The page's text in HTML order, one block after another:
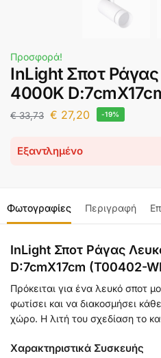
Προσφορά!
InLight Σποτ
4000K
€33,73 € 27,20 -19%
Εξαντλημένο
Φωτογραφίες Περιγραφή
InLight Σποτ Ράγας
D:7cmX17cm (T00402-
Πρόκειται για ένα λευκό σποτ
φωτίσει και να διακοσμήσει
χώρο. Η λιτή του σχεδίαση το
Χαρακτηριστικά Συσκευής